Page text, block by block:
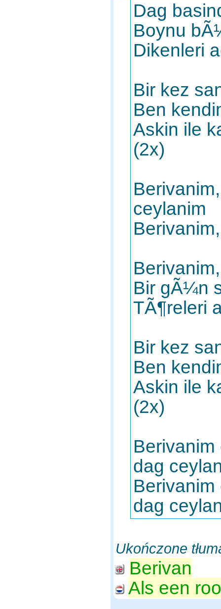
Dag
Boynu
Dikenleri
Bir kez
Ben
Askin ile
(2x)
ceylanim
Bir gÃ¼n
TÃ¶releri
Bir kez
Ben
Askin ile
(2x)
dag
dag
Ukończone
Berivan
Als een